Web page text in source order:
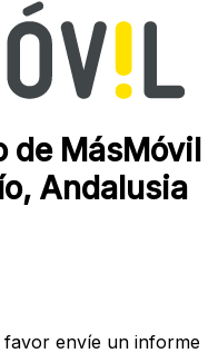
de MásMóvil
Andalusia
favor envíe un informe